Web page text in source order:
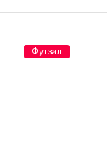
Футзал